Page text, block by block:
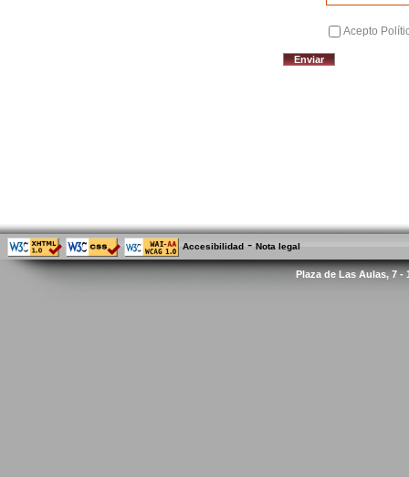
Acepto
Accesibilidad - Nota legal
Plaza de Las Aulas, 7 -